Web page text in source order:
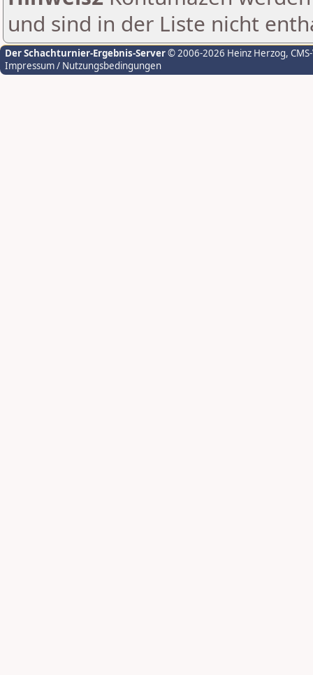
und sind in der Liste nicht
Der Schachturnier-Ergebnis-Server© 2006-2026 Heinz Herzog,
Impressum / Nutzungsbedingungen